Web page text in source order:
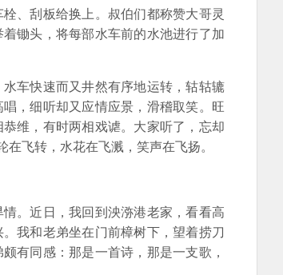
、刮板给换上。叔伯们都称赞大哥灵
锄头，将每部水车前的水池进行了加
车快速而又井然有序地运转，轱轱辘
，细听却又应情应景，滑稽取笑。旺
维，有时两相戏谑。大家听了，忘却
飞转，水花在飞溅，笑声在飞扬。
。近日，我回到泱㳽港老家，看看高
我和老弟坐在门前樟树下，望着捞刀
有同感：那是一首诗，那是一支歌，